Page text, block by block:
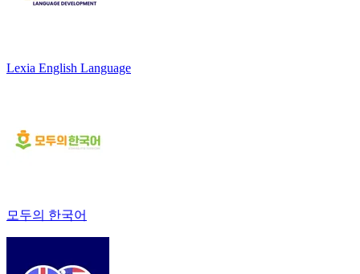
Lexia English Language
모두의 한국어